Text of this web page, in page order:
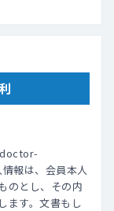
報は、会員本人
のとし、その内
ます。文書もし